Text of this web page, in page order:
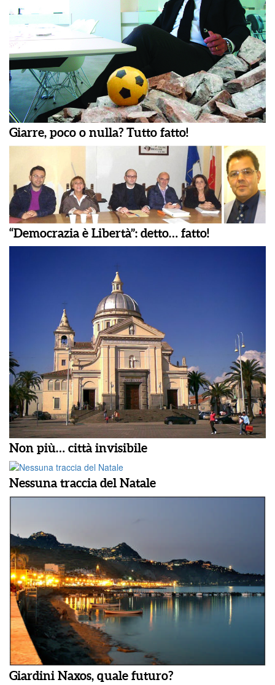
Giarre, poco o nulla? Tutto fatto!
“Democrazia è Libertà”: detto… fatto!
Non più… città invisibile
Nessuna traccia del Natale
Giardini Naxos, quale futuro?